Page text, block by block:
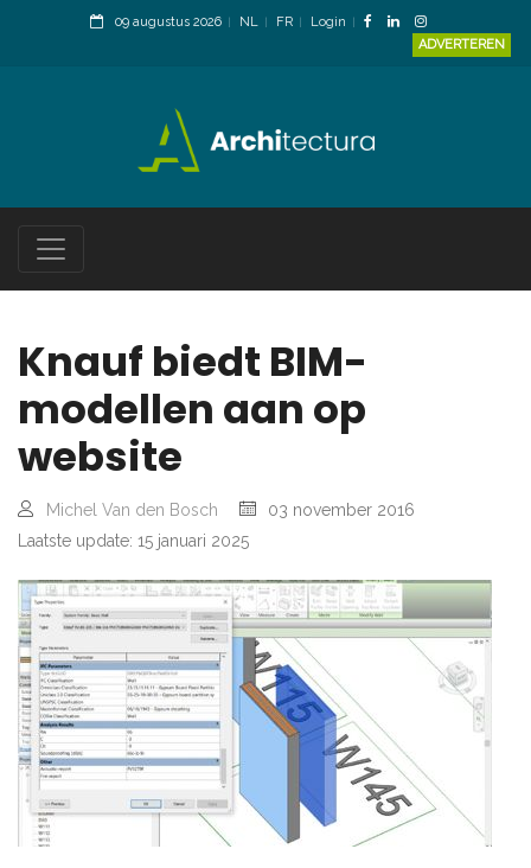
09 augustus 2026 NL FR
Login
ADVERTEREN
Knauf biedt BIM-
modellen aan op
website
Michel Van den Bosch
03 november 2016
Laatste update: 15 januari 2025